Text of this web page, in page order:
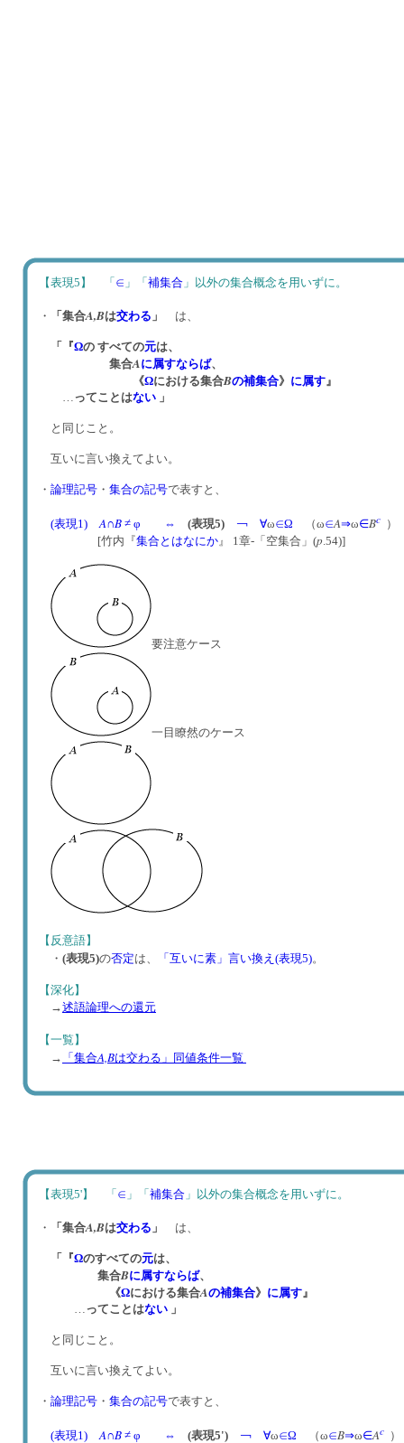
【表現5】 「 ∈ 」「 補集合 」以外の集合概念を用いずに。
・ 「集合A,Bは交わる 」 は、
「『Ωの すべての元は、
集合Aに属すならば、
《Ωにおける集合Bの補集合》 に属す 』
ってことはない 」
と同じこと。
互いに言い換えてよい。
・ 論理記号 ・ 集合の記号で表すと、
(表現1)A∩B ≠ φ ⇔ (表現5) ￢ ∀ω∈Ω （ω∈A⇒ω∈Bc
[竹内『集合とはなにか』 1章-「空集合」(p.54)]
要注意ケース
一目瞭然のケース
【反意語】
・ (表現5)の否定は、 「互いに素」言い換え(表現5)。
【深化】
→述語論理への還元
【一覧】
→ 「集合A,Bは交わる」同値条件一覧
【表現5'】 「 ∈ 」「 補集合 」以外の集合概念を用いずに。
・ 「集合A,Bは交わる 」 は、
「『Ωのすべての元は、
集合Bに属すならば、
《Ωにおける集合Aの補集合》 に属す 』
ってことはない 」
と同じこと。
互いに言い換えてよい。
・ 論理記号 ・ 集合の記号で表すと、
(表現1)A∩B ≠ φ ⇔ (表現5') ￢ ∀ω∈Ω （ω∈B⇒ω∈Ac